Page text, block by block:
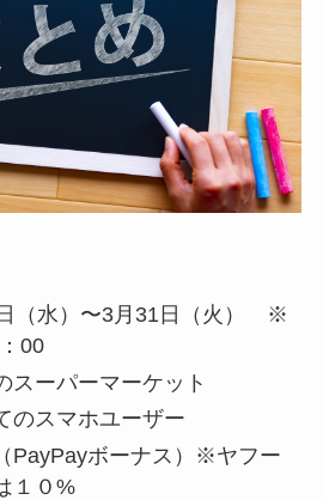
（水）〜3月31日（火） ※
00
スーパーマーケット
スマホユーザー
ボーナス）※ヤフー
１０%